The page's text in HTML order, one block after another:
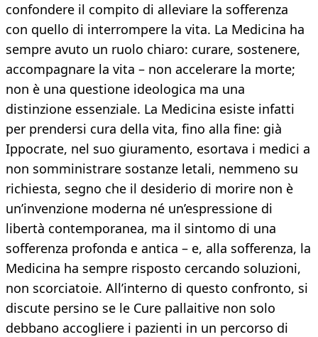
confondere il compito di alleviare la sofferenza
con quello di interrompere la vita. La Medicina ha
sempre avuto un ruolo chiaro: curare, sostenere,
accompagnare la vita – non accelerare la morte;
non è una questione ideologica ma una
distinzione essenziale. La Medicina esiste infatti
per prendersi cura della vita, fino alla fine: già
Ippocrate, nel suo giuramento, esortava i medici a
non somministrare sostanze letali, nemmeno su
richiesta, segno che il desiderio di morire non è
un’invenzione moderna né un’espressione di
libertà contemporanea, ma il sintomo di una
sofferenza profonda e antica – e, alla sofferenza, la
Medicina ha sempre risposto cercando soluzioni,
non scorciatoie. All’interno di questo confronto, si
discute persino se le Cure pallaitive non solo
debbano accogliere i pazienti in un percorso di